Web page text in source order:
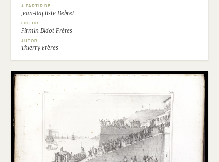
A PARTIR DE
Jean-Baptiste Debret
EDITOR
Firmin Didot Frères
AUTOR
Thierry Frères